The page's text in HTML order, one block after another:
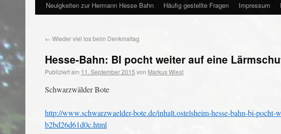
Neuigkeiten zur Hermann Hesse Bahn Häufig gestellte Fragen Impressum
← Wieder viel los beim Denkmaltag
Hesse-Bahn: BI pocht weiter auf eine
Publiziert am 11. September 2015 von Markus Wiest
Schwarzwälder Bote
http://www.schwarzwaelder-bote.de/inhalt.ostelsheim-hesse-bahn-bi-
b2bd26d61d0c.html